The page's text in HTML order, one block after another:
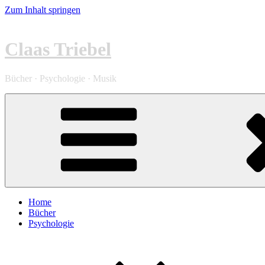
Zum Inhalt springen
Claas Triebel
Bücher · Psychologie · Musik
Home
Bücher
Psychologie